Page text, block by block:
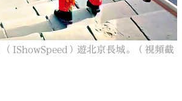
IShowSpeed）遊北京長城。（視頻截